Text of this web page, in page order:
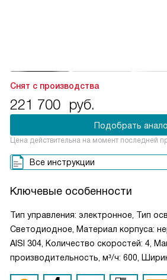
Снят с производства
221 700 руб.
Подобрать
Цена действительна на момент последней
Все инструкции
Ключевые особенности
Тип управления: электронное, Тип
Светодиодное, Материал корпуса:
AISI 304, Количество скоростей: 4,
производительность, м³/ч: 600,